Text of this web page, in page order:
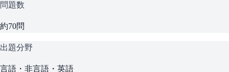
問題数
約70問
出題分野
言語・非言語・英語